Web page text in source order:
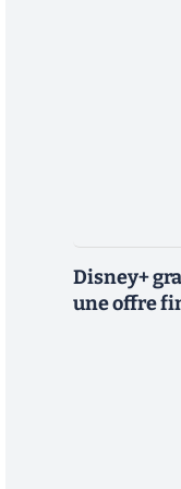
Disney+
une offre